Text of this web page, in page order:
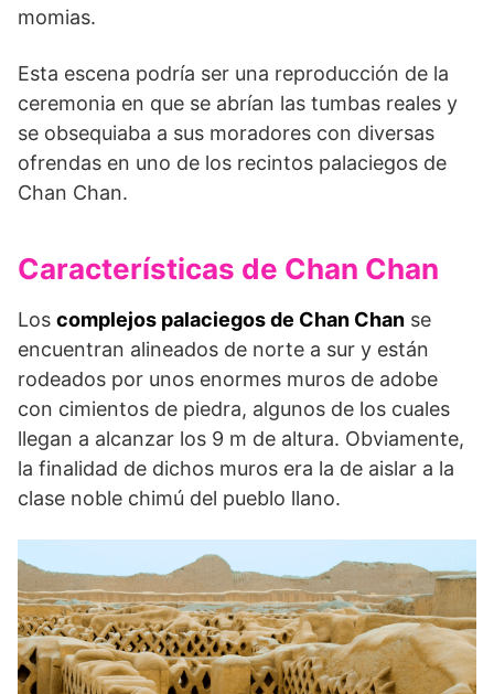
momias.
Esta escena podría ser una reproducción de la
ceremonia en que se abrían las tum­bas reales y
se obsequiaba a sus moradores con diversas
ofrendas en uno de los recintos palaciegos de
Chan Chan.
Características de Chan Chan
Los complejos palaciegos de Chan Chan se
encuentran alineados de norte a sur y están
rodeados por unos enor­mes muros de adobe
con cimientos de piedra, algunos de los cuales
llegan a alcanzar los 9 m de altura. Obvia­mente,
la finalidad de dichos muros era la de aislar a la
clase noble chimú del pueblo llano.